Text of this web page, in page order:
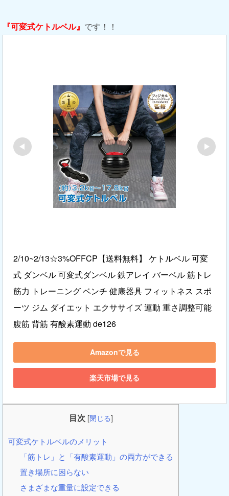
『可変式ケトルベル』 です！！
2/10~2/13☆3%OFFCP【送料無料】 ケトルベル 可変
式 ダンベル 可変式ダンベル 鉄アレイ バーベル 筋トレ
筋力 トレーニング ベンチ 健康器具 フィットネス スポ
ーツ ジム ダイエット エクササイズ 運動 重さ調整可能
腹筋 背筋 有酸素運動 de126
Amazonで見る
楽天市場で見る
目次 [閉じる]
可変式ケトルベルのメリット
「筋トレ」と「有酸素運動」の両方ができる
置き場所に困らない
さまざまな重量に設定できる